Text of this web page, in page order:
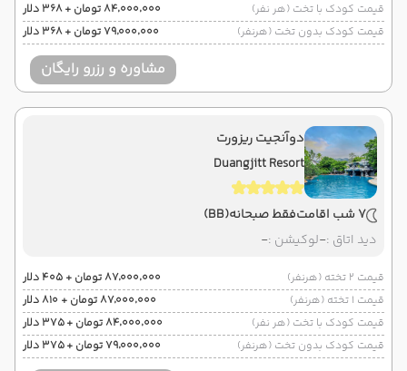
قیمت کودک با تخت (هر نفر)
۸۴٬۰۰۰٬۰۰۰ تومان + ۳۶۸ دلار
قیمت کودک بدون تخت (هرنفر)
۷۹٬۰۰۰٬۰۰۰ تومان + ۳۶۸ دلار
مشاوره و رزرو رایگان
دوآنجیت ریزورت
Duangjitt Resort
7 شب اقامت فقط صبحانه(BB)
دید اتاق :-لوکیشن :-
قیمت 2 تخته (هرنفر)
۸۷٬۰۰۰٬۰۰۰ تومان + ۴۰۵ دلار
قیمت 1 تخته (هرنفر)
۸۷٬۰۰۰٬۰۰۰ تومان + ۸۱۰ دلار
قیمت کودک با تخت (هر نفر)
۸۴٬۰۰۰٬۰۰۰ تومان + ۳۷۵ دلار
قیمت کودک بدون تخت (هرنفر)
۷۹٬۰۰۰٬۰۰۰ تومان + ۳۷۵ دلار